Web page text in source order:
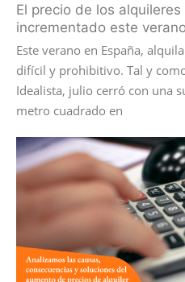
El precio de los
incrementado este
Este verano en España,
difícil y prohibitivo. Tal y
Idealista, julio cerró con una
metro cuadrado en